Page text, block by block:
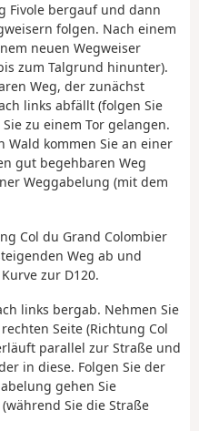
Fivole bergauf und dann
folgen. Nach einem
neuen Wegweiser
zum Talgrund hinunter).
Weg, der zunächst
links abfällt (folgen Sie
zu einem Tor gelangen.
kommen Sie an einer
gut begehbaren Weg
Weggabelung (mit dem
Col du Grand Colombier
Weg ab und
zur D120.
links bergab. Nehmen Sie
Seite (Richtung Col
parallel zur Straße und
in diese. Folgen Sie der
gehen Sie
Sie die Straße